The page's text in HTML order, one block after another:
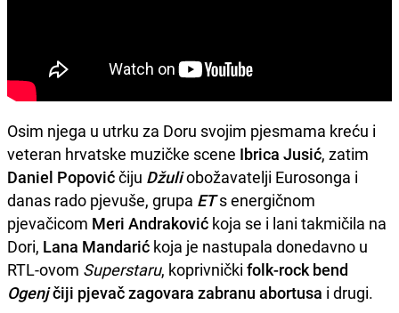
Osim njega u utrku za Doru svojim pjesmama kreću i
veteran hrvatske muzičke scene Ibrica Jusić, zatim
Daniel Popovićčiju Džuliobožavatelji Eurosonga i
danas rado pjevuše, grupa ETs energičnom
pjevačicom Meri Andraković koja se i lani takmičila na
Dori, Lana Mandarić koja je nastupala donedavno u
RTL-ovom Superstaru, koprivnički folk-rock bend
Ogenjčiji pjevač zagovara zabranu abortusa i drugi.